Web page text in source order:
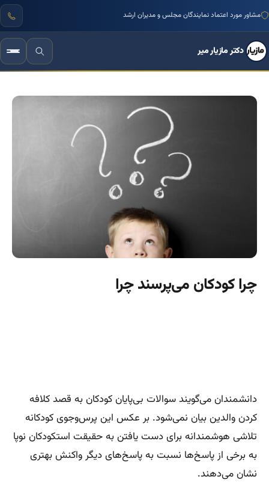
مشاور مورد اعتماد نمایندگان مجلس و مدیران ارشد
دکتر مازیار میر
چرا کودکان می‌پرسند چرا
دانشمندان می‌گویند سوالات بی‌پایان کودکان به قصد کلافه
کردن والدین بیان نمی‌شود. بر عکس این پرس‌وجوی کودکانه
تلاشی هوشمندانه برای دست یافتن به حقیقت استکودکان نوپا
به برخی از پاسخ‌ها نسبت به پاسخ‌های دیگر واکنش بهتری
نشان می‌دهند.